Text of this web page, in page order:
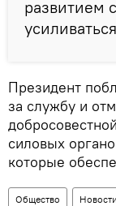
развитием
Президент
за службу и
силовых
которые
Общество Новости